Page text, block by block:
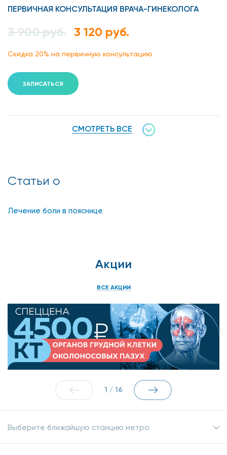
ПЕРВИЧНАЯ КОНСУЛЬТАЦИЯ ВРАЧА-ГИНЕКОЛОГА
3 900 руб. 3 120 руб.
Скидка 20% на первичную консультацию
ЗАПИСАТЬСЯ
СМОТРЕТЬ ВСЕ
Статьи о
Лечение боли в пояснице
Акции
ВСЕ АКЦИИ
1 / 16
Выберите ближайшую станцию метро